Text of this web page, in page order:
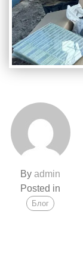
Byadmin
Posted in
Блог